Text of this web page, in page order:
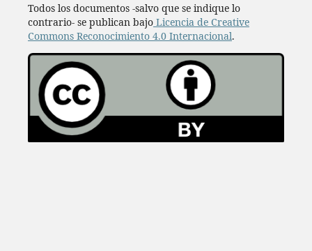
Todos los documentos -salvo que se indique lo
contrario- se publican bajoLicencia de Creative
Commons Reconocimiento 4.0 Internacional.